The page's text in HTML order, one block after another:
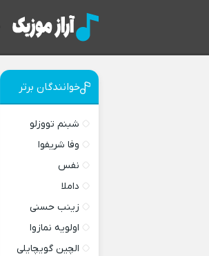
خوانندگان برتر
شبنم تووزلو
وفا شریفوا
نفس
داملا
زینب حسنی
اولویه نمازوا
الچین گویچایلی